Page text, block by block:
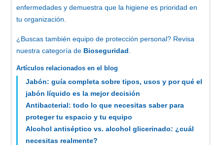
enfermedades y demuestra que la higiene es prioridad en
tu organización.
¿Buscas también equipo de protección personal? Revisa
nuestra categoría de Bioseguridad
Artículos relacionados en el blog
Jabón: guía completa sobre tipos, usos y por qué el
jabón líquido es la mejor decisión
Antibacterial: todo lo que necesitas saber para
proteger tu espacio y tu equipo
Alcohol antiséptico vs. alcohol glicerinado: ¿cuál
necesitas realmente?